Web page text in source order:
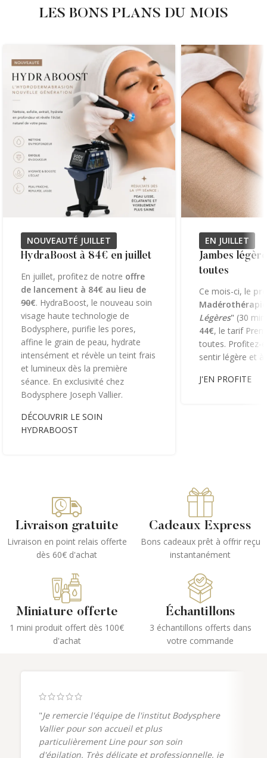
LES BONS PLANS DU MOIS
NOUVEAUTÉ JUILLET
HydraBoost à 84€ en juillet
En juillet, profitez de notre offre
de lancement à 84€ au lieu de
90€. HydraBoost, le nouveau soin
visage haute technologie de
Bodysphere, purifie les pores,
affine le grain de peau, hydrate
intensément et révèle un teint frais
et lumineux dès la première
séance. En exclusivité chez
Bodysphere Joseph Vallier.
DÉCOUVRIR LE SOIN
HYDRABOOST
EN JUILLET
Jambes
toutes
Ce mois-ci, le
Légères" (30
44€, le tarif
toutes. Profitez-
sentir légère et à
J'EN PROFITE
Livraison gratuite
Livraison en point relais offerte
dès 60€ d'achat
Cadeaux Express
Bons cadeaux prêt à offrir reçu
instantanément
Miniature offerte
1 mini produit offert dès 100€
d'achat
Échantillons
3 échantillons offerts dans
votre commande
"Je remercie l'équipe de l'institut Bodysphere
Vallier pour son accueil et plus
particulièrement Line pour son soin
d'épilation. Très délicate et professionnelle, je